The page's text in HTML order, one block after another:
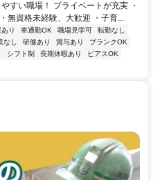
すい職場！ プライベートが充実 ・
無資格未経験、大歓迎 ・子育...
り 車通勤OK 職場見学可
転勤なし
なし 研修あり 賞与あり
ブランクOK
シフト制 長期休暇あり
ピアスOK